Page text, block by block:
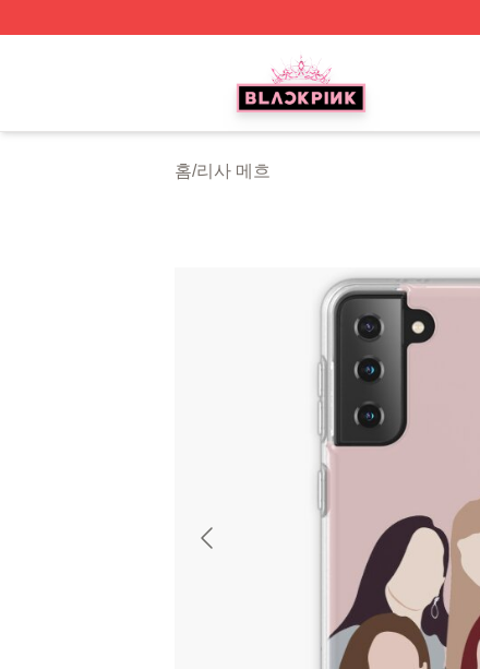
홈/리사 메흐